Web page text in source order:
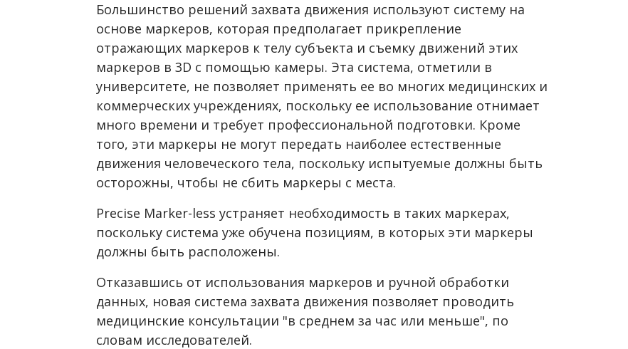
Большинство решений захвата движения используют систему на
основе маркеров, которая предполагает прикрепление
отражающих маркеров к телу субъекта и съемку движений этих
маркеров в 3D с помощью камеры. Эта система, отметили в
университете, не позволяет применять ее во многих медицинских и
коммерческих учреждениях, поскольку ее использование отнимает
много времени и требует профессиональной подготовки. Кроме
того, эти маркеры не могут передать наиболее естественные
движения человеческого тела, поскольку испытуемые должны быть
осторожны, чтобы не сбить маркеры с места.
Precise Marker-less устраняет необходимость в таких маркерах,
поскольку система уже обучена позициям, в которых эти маркеры
должны быть расположены.
Отказавшись от использования маркеров и ручной обработки
данных, новая система захвата движения позволяет проводить
медицинские консультации "в среднем за час или меньше", по
словам исследователей.